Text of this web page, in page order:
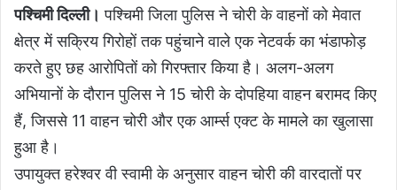
पश्चिमी दिल्ली। पश्चिमी जिला पुलिस ने चोरी के वाहनों को मेवात
क्षेत्र में सक्रिय गिरोहों तक पहुंचाने वाले एक नेटवर्क का भंडाफोड़
करते हुए छह आरोपितों को गिरफ्तार किया है। अलग-अलग
अभियानों के दौरान पुलिस ने 15 चोरी के दोपहिया वाहन बरामद किए
हैं, जिससे 11 वाहन चोरी और एक आर्म्स एक्ट के मामले का खुलासा
हुआ है।
उपायुक्त हरेश्वर वी स्वामी के अनुसार वाहन चोरी की वारदातों पर